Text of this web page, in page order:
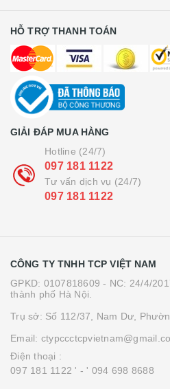
HỖ TRỢ THANH TOÁN
GIẢI ĐÁP MUA HÀNG
Hotline (24/7)
097 181 1122
Tư vấn dịch vụ (24/7)
097 181 1122
CÔNG TY TNHH TCP VIỆT NAM
GPKD: 0107818609 - NC: 24/4/
thành phố Hà Nội.
Trụ sở: Số 112/37, Nam Dư,
Email:
Điện thoại :
097 181 1122 ' - ' 094 698 8688